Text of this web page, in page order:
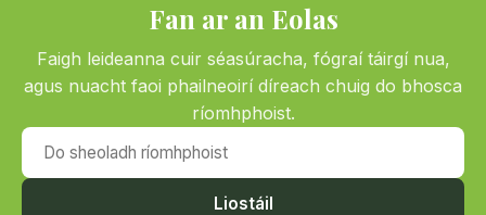
Fan ar an Eolas
Faigh leideanna cuir séasúracha, fógraí táirgí nua,
agus nuacht faoi phailneoirí díreach chuig do bhosca
ríomhphoist.
Do sheoladh ríomhphoist
Liostáil